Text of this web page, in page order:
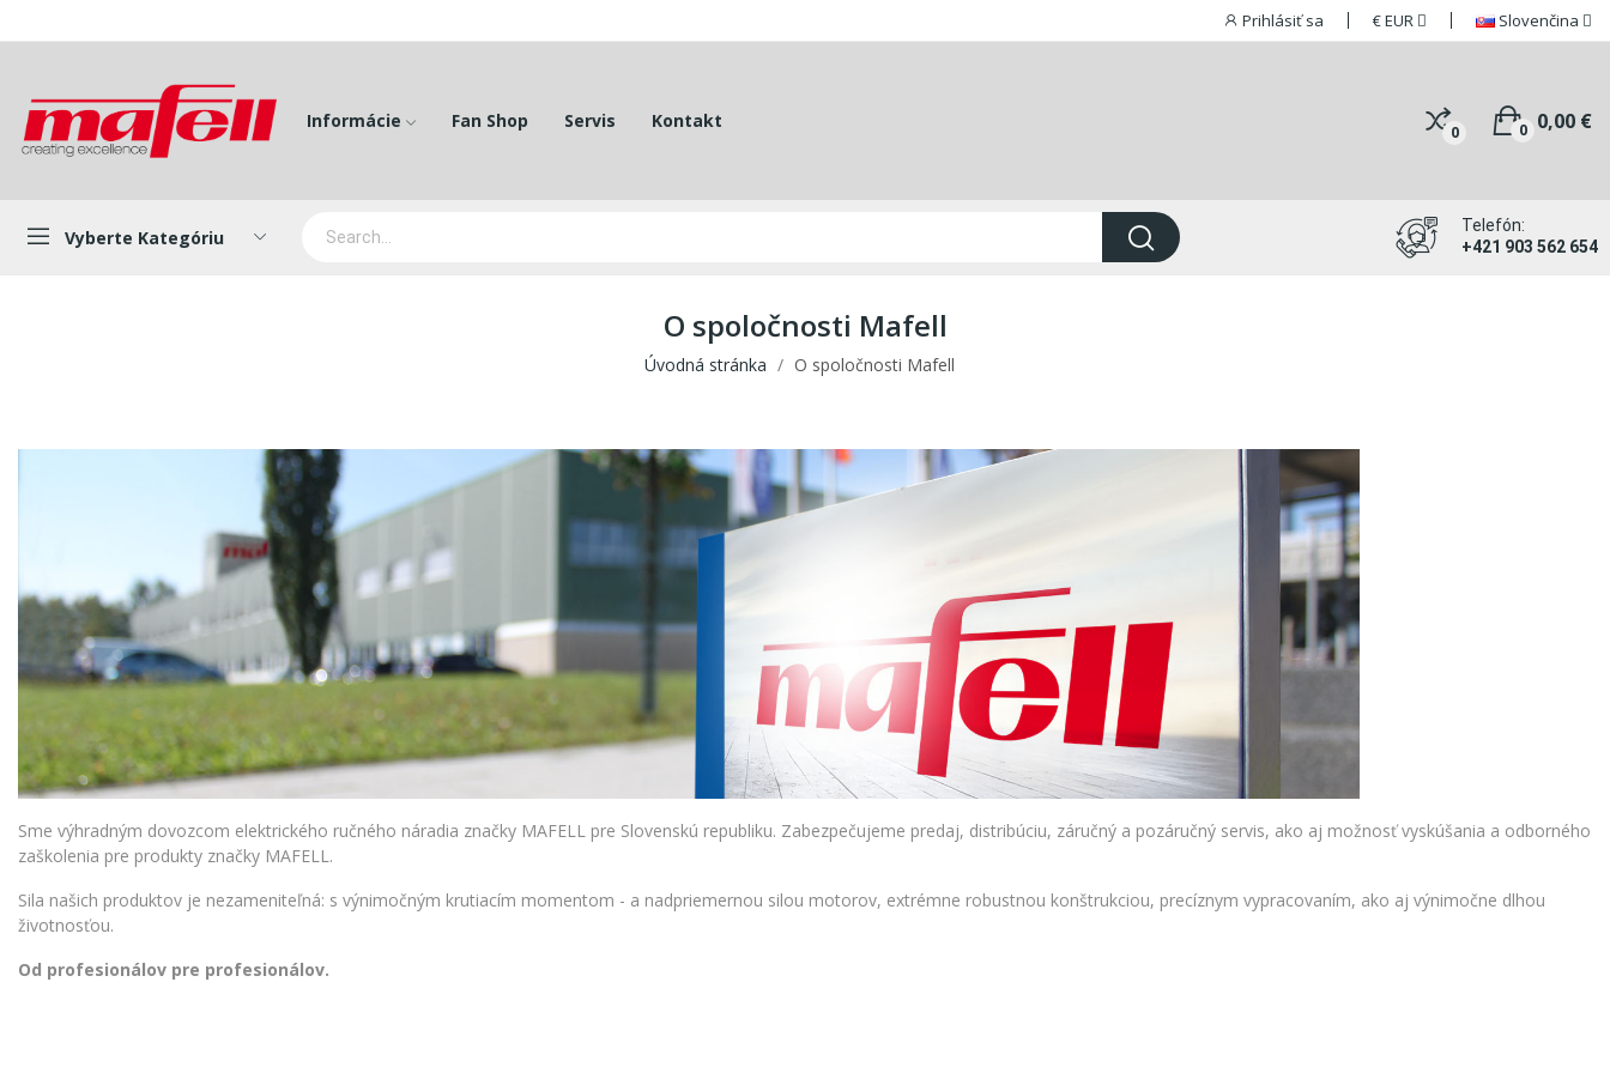
Prihlásiť sa €EUR Slovenčina
Informácie Fan Shop Servis Kontakt
0 0,00 €
0
Vyberte Kategóriu
Telefón:
+421 903 562 654
O spoločnosti Mafell
Úvodná stránka O spoločnosti Mafell
Sme výhradným dovozcom elektrického ručného náradia značky MAFELL pre Slovenskú republiku. Zabezpečujeme predaj, distribúciu, záručný a pozáručný servis, ako aj možnosť vyskúšania a odborného
zaškolenia pre produkty značky MAFELL.
Sila našich produktov je nezameniteľná: s výnimočným krutiacím momentom - a nadpriemernou silou motorov, extrémne robustnou konštrukciou, precíznym vypracovaním, ako aj výnimočne dlhou
životnosťou.
Od profesionálov pre profesionálov.